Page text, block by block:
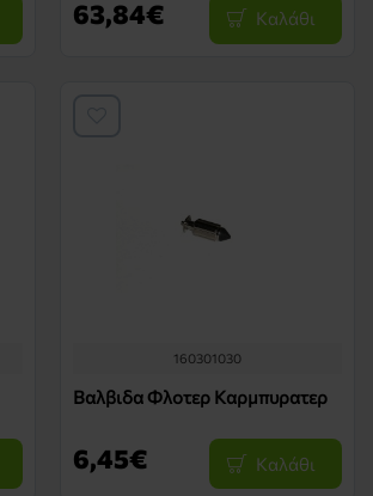
63,84€ Καλάθι
160301030
Βαλβιδα Φλοτερ Καρμπυρατερ
6,45€ Καλάθι